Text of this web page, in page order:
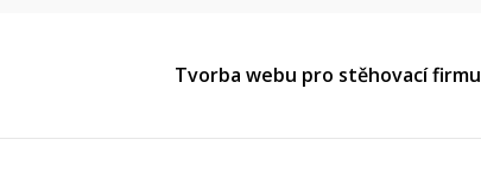
Tvorba webu pro stěhovací firmu